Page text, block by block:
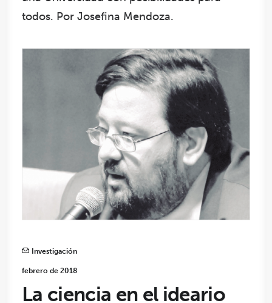
todos. Por Josefina Mendoza.
Investigación
febrero de 2018
La ciencia en el ideario